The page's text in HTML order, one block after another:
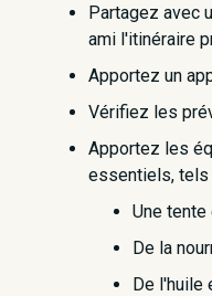
Partagez avec
ami l'itinéraire
Apportez un
Vérifiez les
Apportez les
essentiels, tels
Une tente
De la
De l'huile